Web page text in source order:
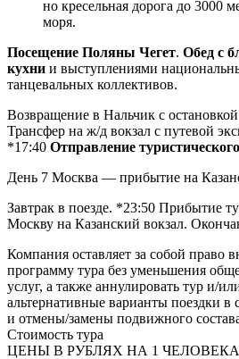
но кресельная дорога до 3000
моря.
Посещение Поляны Чегет. Обед с
кухни и выступлениями
танцевальных коллективов.
Возвращение в Нальчик с
Трансфер на ж/д вокзал с путевой
*17:40 Отправление
День 7 Москва — прибытие на
Завтрак в поезде. *23:50 Прибытие
Москву на Казанский вокзал.
Компания оставляет за собой право
программу тура без уменьшения
услуг, а также аннулировать тур и/
альтернативные варианты поездки в
и отмены/замены подвижного
Стоимость тура
ЦЕНЫ В РУБЛЯХ НА 1